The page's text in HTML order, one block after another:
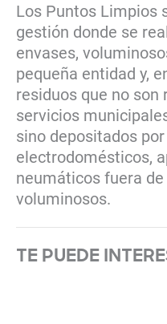
Los Puntos Limpios
gestión donde se
envases,
pequeña entidad y,
residuos que no son
servicios
sino depositados
electrodomésticos,
neumáticos fuera
voluminosos.
TE PUEDE